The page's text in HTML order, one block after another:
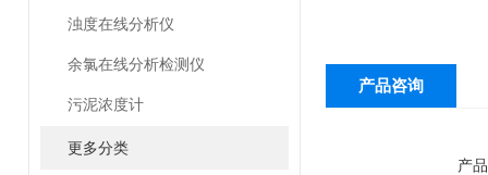
浊度在线分析仪
余氯在线分析检测仪
污泥浓度计
更多分类
产品咨询
产